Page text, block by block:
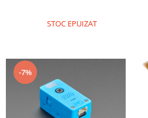
Componente
Filament Premium ABS 1.75 mm
Filament Premium ABS 3 mm
Filament Premium PLA 1.75 mm
Filamente Speciale
STOC EPUIZAT
-7%